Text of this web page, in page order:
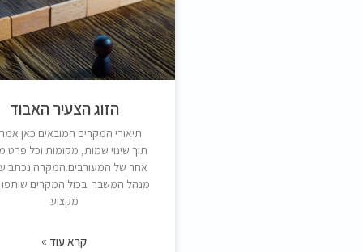
הזוג הצעיר האבוד
תיאורי המקרים המובאים כאן
תוך שינוי שמות, מקומות וכל פרט
אחר של המעורבים.המקרה נכתב
מנהל המשבר .בכול המקרים שותפו
מקצוע
קרא עוד »